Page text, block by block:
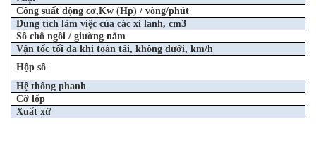
Công suất động cơ,Kw (Hp) / vòng/phút
Dung tích làm việc của các xi lanh, cm3
Số chỗ ngồi / giường nằm
Vận tốc tối đa khi toàn tải, không dưới, km/h
Hộp số
Hệ thống phanh
Cỡ lốp
Xuất xứ